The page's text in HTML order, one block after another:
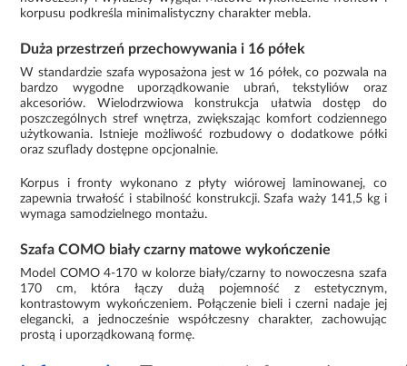
korpusu podkreśla minimalistyczny charakter mebla.
Duża przestrzeń przechowywania i 16 półek
W standardzie szafa wyposażona jest w 16 półek, co pozwala na
bardzo wygodne uporządkowanie ubrań, tekstyliów oraz
akcesoriów. Wielodrzwiowa konstrukcja ułatwia dostęp do
poszczególnych stref wnętrza, zwiększając komfort codziennego
użytkowania. Istnieje możliwość rozbudowy o dodatkowe półki
oraz szuflady dostępne opcjonalnie.
Korpus i fronty wykonano z płyty wiórowej laminowanej, co
zapewnia trwałość i stabilność konstrukcji. Szafa waży 141,5 kg i
wymaga samodzielnego montażu.
Szafa COMO biały czarny matowe wykończenie
Model COMO 4-170 w kolorze biały/czarny to nowoczesna szafa
170 cm, która łączy dużą pojemność z estetycznym,
kontrastowym wykończeniem. Połączenie bieli i czerni nadaje jej
elegancki, a jednocześnie współczesny charakter, zachowując
prostą i uporządkowaną formę.